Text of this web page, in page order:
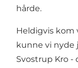
hårde.
Heldigvis kom
kunne vi nyde
Svostrup Kro -